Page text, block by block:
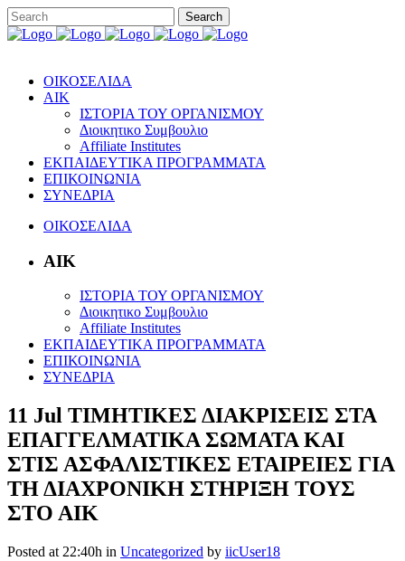
ΟΙΚΟΣΕΛΙΔΑ
ΑΙΚ
ΙΣΤΟΡΙΑ ΤΟΥ ΟΡΓΑΝΙΣΜΟΥ
Διοικητικo Συμβουλιο
Affiliate Institutes
ΕΚΠΑΙΔΕΥΤΙΚΑ ΠΡΟΓΡΑΜΜΑΤΑ
ΕΠΙΚΟΙΝΩΝΙΑ
ΣΥΝΕΔΡΙΑ
ΟΙΚΟΣΕΛΙΔΑ
ΑΙΚ
ΙΣΤΟΡΙΑ ΤΟΥ ΟΡΓΑΝΙΣΜΟΥ
Διοικητικo Συμβουλιο
Affiliate Institutes
ΕΚΠΑΙΔΕΥΤΙΚΑ ΠΡΟΓΡΑΜΜΑΤΑ
ΕΠΙΚΟΙΝΩΝΙΑ
ΣΥΝΕΔΡΙΑ
11 Jul ΤΙΜΗΤΙΚΕΣ ΔΙΑΚΡΙΣΕΙΣ ΣΤΑ
ΕΠΑΓΓΕΛΜΑΤΙΚΑ ΣΩΜΑΤΑ ΚΑΙ
ΣΤΙΣ ΑΣΦΑΛΙΣΤΙΚΕΣ ΕΤΑΙΡΕΙΕΣ ΓΙΑ
ΤΗ ΔΙΑΧΡΟΝΙΚΗ ΣΤΗΡΙΞΗ ΤΟΥΣ
ΣΤΟ ΑΙΚ
Posted at 22:40h in Uncategorized by iicUser18